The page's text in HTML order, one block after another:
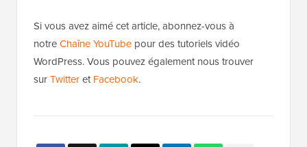
Si vous avez aimé cet article, abonnez-vous à
notreChaîne YouTube pour des tutoriels vidéo
WordPress. Vous pouvez également nous trouver
surTwitteretFacebook.